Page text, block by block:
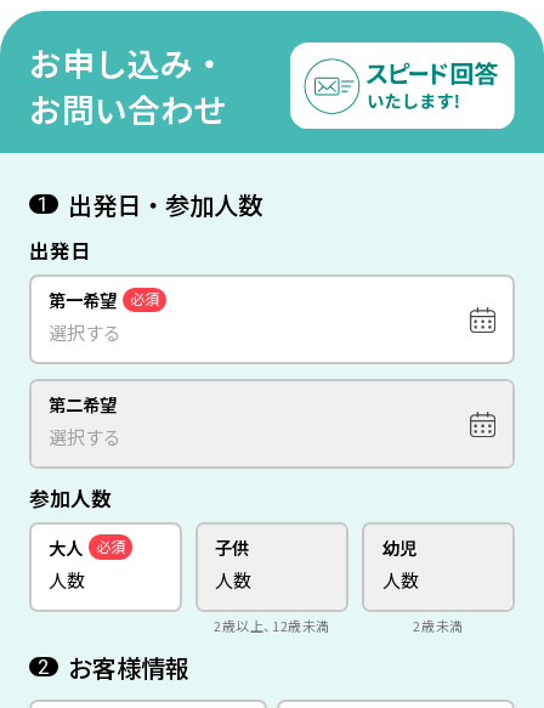
＜フィジーエアウェイズ利
復送迎付き】
ト＆スパ【Beachfront
Bure Suite】』宿泊 8日間
＜フィジーエアウェイズ直
行便利用/成田発着＞
Bure
泊8
イ
お申し込み・
お問い合わせ
1 出発日・参加人数
出発日
第一希望 必須
第二希望
参加人数
大人 必須 子供
2歳以上、12歳未満
幼児
2歳未満
2 お客様情報